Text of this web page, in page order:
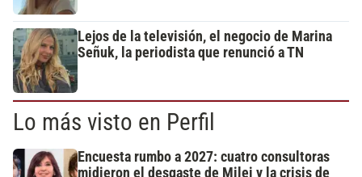
Lejos de la televisión, el negocio de Marina
Señuk, la periodista que renunció a TN
Lo más visto en Perfil
Encuesta rumbo a 2027: cuatro consultoras
midieron el desgaste de Milei y la crisis de